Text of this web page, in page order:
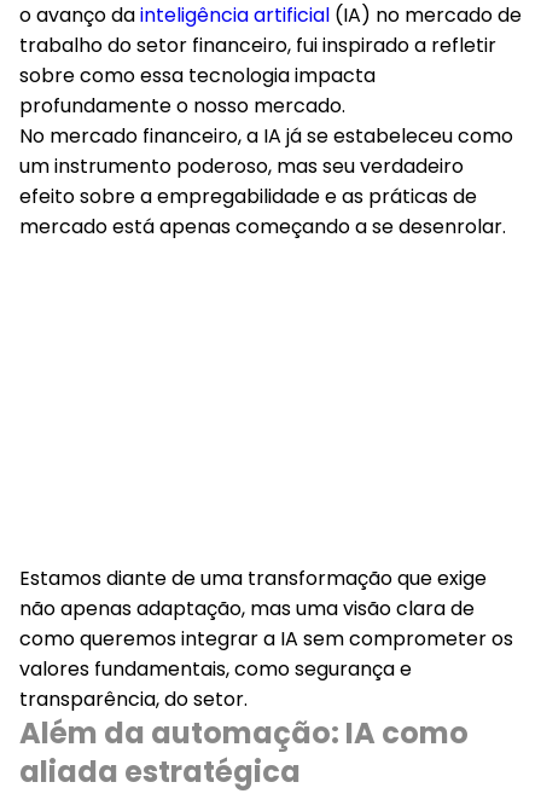
o avanço dainteligência artificial (IA) no mercado de
trabalho do setor financeiro, fui inspirado a refletir
sobre como essa tecnologia impacta
profundamente o nosso mercado.
No mercado financeiro, a IA já se estabeleceu como
uminstrumento poderoso, mas seu verdadeiro
efeito sobre aempregabilidadee as práticas de
mercado está apenas começando a se desenrolar.
Estamos diante de uma transformação que exige
não apenas adaptação, mas uma visão clara de
como queremos integrar a IA sem comprometer os
valores fundamentais,como segurança e
transparência, do setor.
Além da automação: IA como
aliada estratégica